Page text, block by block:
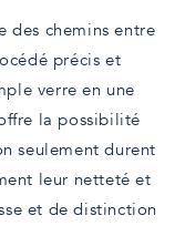
des chemins entre
précis et
verre en une
la possibilité
seulement durent
leur netteté et
et de distinction